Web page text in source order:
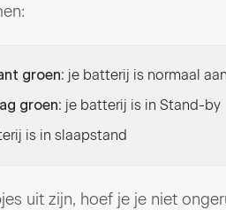
groen: je batterij is normaal
groen: je batterij is in Stand-by
is in slaapstand
uit zijn, hoef je je niet